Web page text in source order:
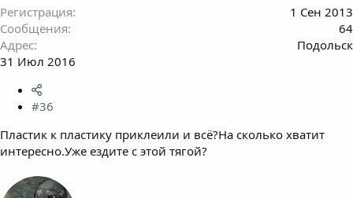
Регистрация
1 Сен 2013
Сообщения
64
Адрес
Подольск
31 Июл 2016
#36
Пластик к пластику приклеили и всё?На сколько хватит
интересно.Уже ездите с этой тягой?